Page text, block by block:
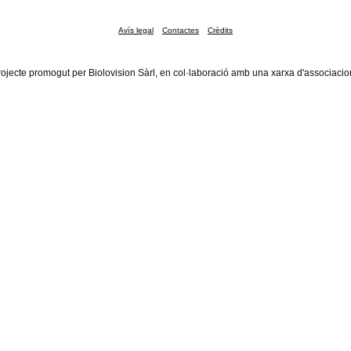
Avís legal Contactes Crèdits
promogut per Biolovision Sàrl, en col·laboració amb una xarxa